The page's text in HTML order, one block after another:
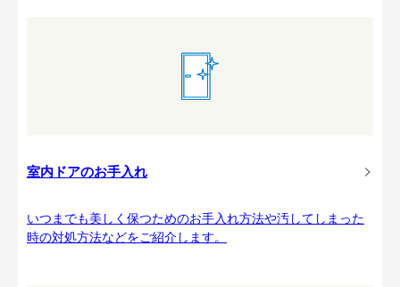
室内ドアのお手入れ
いつまでも美しく保つためのお手入れ方法や汚してしまった
時の対処方法などをご紹介します。